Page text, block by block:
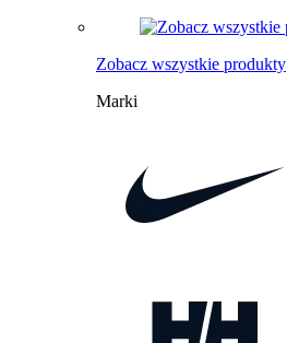
Zobacz wszystkie produkty
Marki